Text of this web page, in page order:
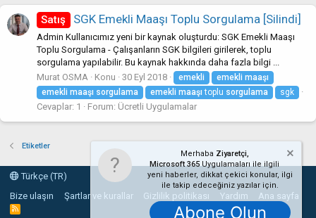
Satış SGK Emekli Maaşı Toplu Sorgulama [Silindi]
Admin Kullanıcımız yeni bir kaynak oluşturdu: SGK Emekli Maaşı
Toplu Sorgulama - Çalışanların SGK bilgileri girilerek, toplu
sorgulama yapılabilir. Bu kaynak hakkında daha fazla bilgi ...
Murat OSMA
Konu 30 Eyl 2018 emekli emekli maaşı
emekli maaşı sorgulama emekli maaşı toplu sorgulama sgk
Cevaplar: 1 Forum: Ücretli Uygulamalar
Etiketler
Türkçe (TR)
Bize ulaşın
Şartlar ve kurallar Gizlilik politikası Yardım Ana sayfa
R
Merhaba Ziyaretçi,
Microsoft 365Uygulamaları ile ilgili
yeni haberler, dikkat çekici konular, ilgi
ile takip edeceğiniz yazılar için.
Abone Olun